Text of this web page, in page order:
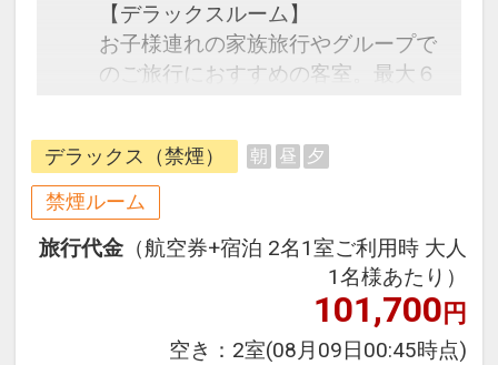
【デラックスルーム】
お子様連れの家族旅行やグループで
のご旅行におすすめの客室。最大６
部屋。皆でテーブルを囲んでテーブ
ルゲームも。お部屋の中でも愉しい
旅の思い出を。
【ご宿泊特典】
・ご滞在中ホテル棟11Fラウンジ利
ラウンジ内はアルコール・ソフト
デラックス（禁煙） 朝 昼 夕
禁煙ルーム
旅行代金 （航空券+宿泊 2名1室ご利用時 大人
1名様あたり）
101,700円
空き： 2室(08月09日00:45時点)